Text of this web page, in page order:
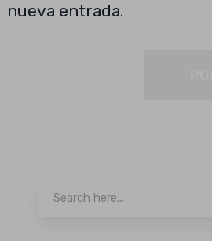
nueva entrada.